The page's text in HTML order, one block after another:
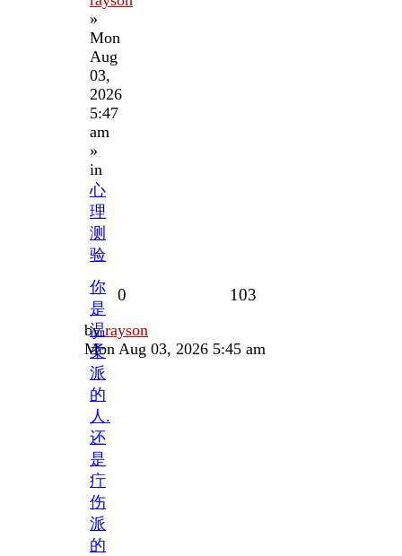
»
Mon
Aug
03,
2026
5:47
am
»
in
心
理
测
验
你
是
温
柔
派
的
人.
还
是
疔
伤
派
的
0 103
Last
post
byrayson
Mon Aug 03, 2026 5:45 am